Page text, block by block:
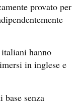
provato per
hanno
in inglese e
base senza